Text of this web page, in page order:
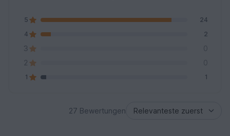
5
24
4
2
3
0
2
0
1 1
27 Bewertungen